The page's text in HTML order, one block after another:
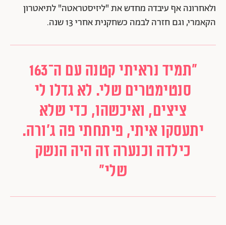
ולאחרונה אף עיבדה מחדש את "ליזיסטראטה" לתיאטרון
הקאמרי, וגם חזרה לבמה כשחקנית אחרי 13 שנה.
"תמיד נראיתי קטנה עם ה־163
סנטימטרים שלי. לא גדלו לי
ציצים, ואיכשהו, כדי שלא
יתעסקו איתי, פיתחתי פה ג'ורה.
כילדה וכנערה זה היה הנשק
שלי"